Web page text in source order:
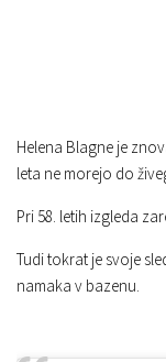
Helena Blagne je
leta ne morejo do
Pri 58. letih izgleda
Tudi tokrat je svoje
namaka v bazenu.